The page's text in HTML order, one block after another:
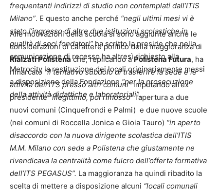
frequentanti indirizzi di studio non contemplati dall’ITIS
Milano”. E questo anche perché “negli ultimi mesi vi è
stato l’ingresso di altre due istituzioni scolastiche in
qualità di soci fondatori”ha scritto la preside che nella
comunicazione di recesso ha altresì richiesto alla
Metrocity la restituzione dei locali originariamente messi
a disposizione della Fondazione“per la prosecuzione
della attività didattiche e laboratoriali”.
Alle motivazioni della scuola si sono aggiunte anche le
considerazioni di carattere politico della maggioranza di
Rialzati Polistena che, replicando aPolistena Futura, ha
rimarcato “il tentativo subdolo di trasferire la sede e le
attività dell’ITS presso altri comuni”imputando all’ex
presidente“illegittimo, poi rimosso”l’apertura a due
nuovi comuni (Cinquefrondi e Palmi) e due nuove scuole
(nei comuni di Roccella Jonica e Gioia Tauro) “in aperto
disaccordo con la nuova dirigente scolastica dell’ITIS
M.M. Milano con sede a Polistena che giustamente ne
rivendicava la centralità come fulcro dell’offerta formativa
dell’ITS PEGASUS”. La maggioranza ha quindi ribadito la
scelta di mettere a disposizione alcuni “locali comunali